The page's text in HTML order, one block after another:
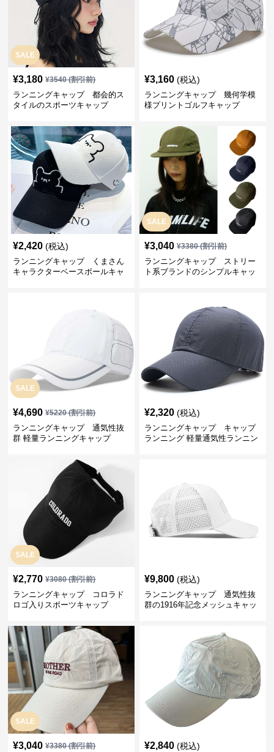
SALE
¥3,180 ¥3540(割引前)
ランニングキャップ 都会的ス
タイルのスポーツキャップ
¥3,160 (税込)
ランニングキャップ 幾何学模
様プリントゴルフキャップ
¥2,420 (税込)
ランニングキャップ くまさん
キャラクターベースボールキャ
SALE
¥3,040 ¥3380(割引前)
ランニングキャップ ストリー
ト系ブランドのシンプルキャッ
SALE
¥4,690 ¥5220(割引前)
ランニングキャップ 通気性抜
群 軽量ランニングキャップ
¥2,320 (税込)
ランニングキャップ キャップ
ランニング 軽量通気性ランニン
SALE
¥2,770 ¥3080(割引前)
ランニングキャップ コロラド
ロゴ入りスポーツキャップ
¥9,800 (税込)
ランニングキャップ 通気性抜
群の1916年記念メッシュキャッ
SALE
¥3,040 ¥3380(割引前) ¥2,840 (税込)